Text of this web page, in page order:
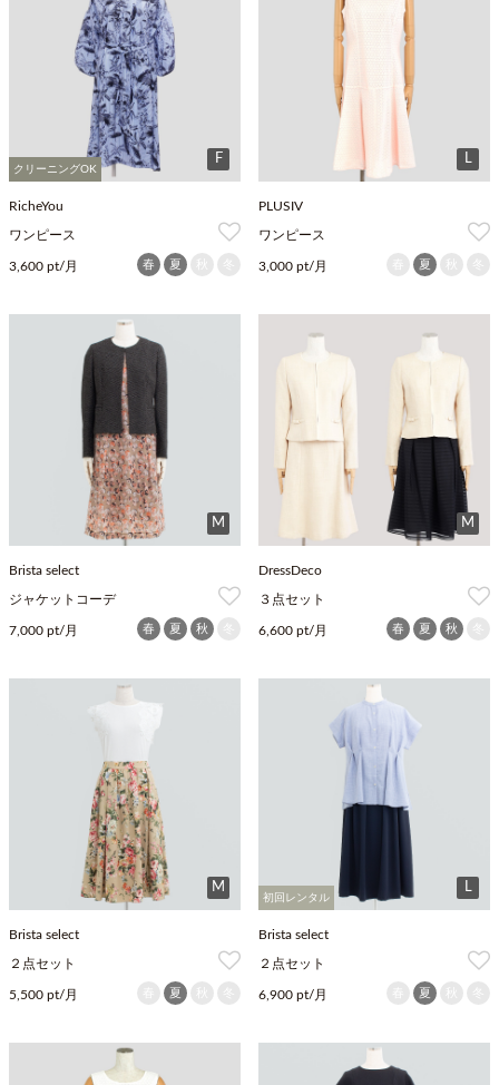
クリーニングOK
F
RicheYou
ワンピース
3,600 pt/月 春 夏
L
PLUSIV
ワンピース
3,000 pt/月 夏
M
Brista select
ジャケットコーデ
7,000 pt/月 春 夏 秋
M
DressDeco
３点セット
6,600 pt/月 春 夏 秋
M
Brista select
２点セット
5,500 pt/月 夏
初回レンタル
L
Brista select
２点セット
6,900 pt/月 夏